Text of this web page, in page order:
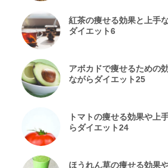
紅茶の痩せる効果と上手
ダイエット6
アボカドで痩せるための
ながらダイエット25
トマトの痩せる効果や上
らダイエット24
ほうれん草の痩せる効果